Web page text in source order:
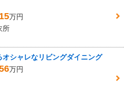
15万円
所
オシャレなリビングダイニング
万円